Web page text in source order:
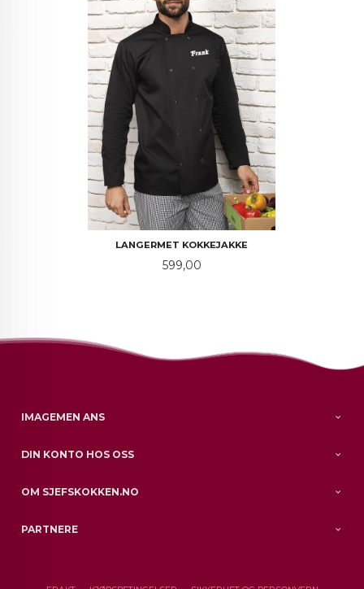
LANGERMET KOKKEJAKKE
Pris
599,00
IMAGEMEN ANS
DIN KONTO HOS OSS
OM SJEFSKOKKEN.NO
PARTNERE